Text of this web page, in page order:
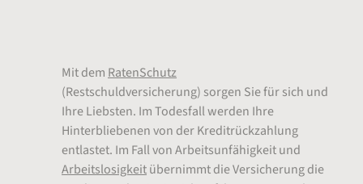
Mit dem RatenSchutz
(Restschuldversicherung) sorgen Sie für sich und
Ihre Liebsten. Im Todesfall werden Ihre
Hinterbliebenen von der Kreditrückzahlung
entlastet. Im Fall von Arbeitsunfähigkeit und
Arbeitslosigkeitübernimmt die Versicherung die